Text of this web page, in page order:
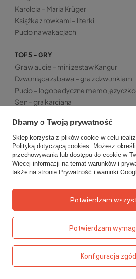
Karolcia – Maria Krüger
Książka z rowkami – literki
Pucio na wakacjach
TOP 5 - GRY
Gra w aucie – mini zestaw Kangur
Dzwoniąca zabawa – gra z dzwonkiem
Pucio – logopedyczne memo
Sen – gra karciana
TOP5 - PRZEKĄSKI
Chrupki malinowe Otolandia
Truskawki liofilizowane Kresto
Paski owocowe Bob Snail
TOP 5 - WYPRAWKA SZKOLNA
Kredki ołówkowe grube Bambino
Klej w sztyfcie Magic
Kreda chodnikowa neonowa Kidea
Ołówki do nauki pisania Bambino
Dbamy o Twoją prywatność
Sklep korzysta z plików cookie w celu
Polityką dotyczącą cookies. Możesz
przechowywania lub dostępu do cookie w
Więcej informacji na temat warunków i
także na stronie Prywatność i warunki
Potwierdzam
Konfiguracja zgód
Potwierdzam